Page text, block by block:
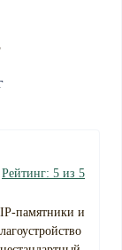
Рейтинг: 5 из 5
памятники и